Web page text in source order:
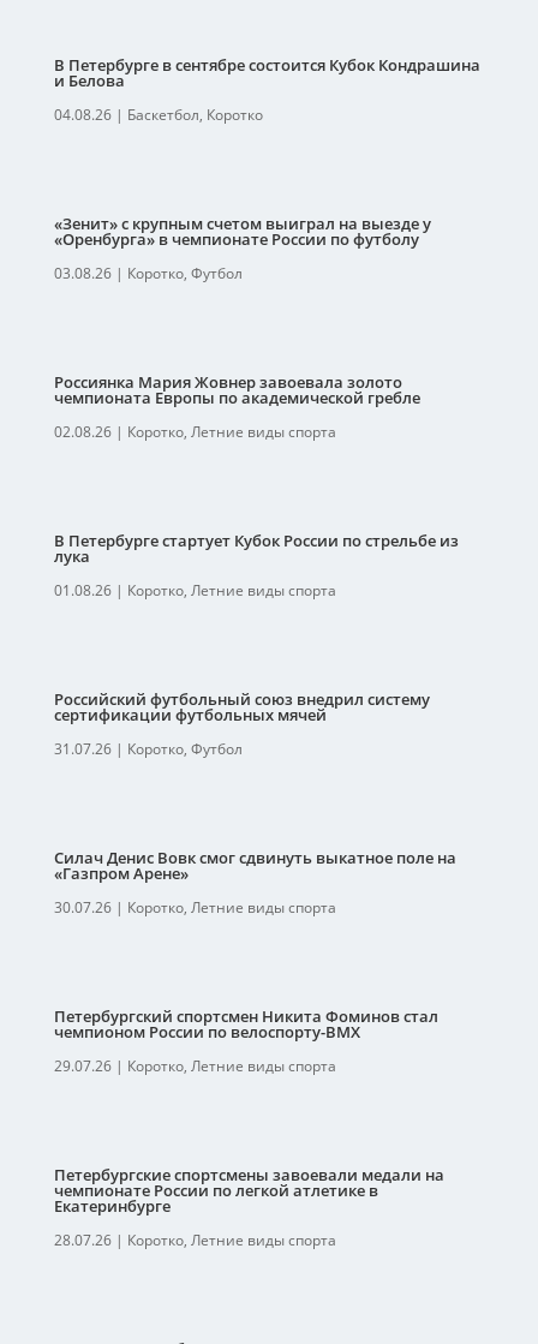
В Петербурге в сентябре состоится Кубок Кондрашина
и Белова
04.08.26| Баскетбол, Коротко
«Зенит» с крупным счетом выиграл на выезде у
«Оренбурга» в чемпионате России по футболу
03.08.26| Коротко, Футбол
Россиянка Мария Жовнер завоевала золото
чемпионата Европы по академической гребле
02.08.26| Коротко, Летние виды спорта
В Петербурге стартует Кубок России по стрельбе из
лука
01.08.26| Коротко, Летние виды спорта
Российский футбольный союз внедрил систему
сертификации футбольных мячей
31.07.26| Коротко, Футбол
Силач Денис Вовк смог сдвинуть выкатное поле на
«Газпром Арене»
30.07.26| Коротко, Летние виды спорта
Петербургский спортсмен Никита Фоминов стал
чемпионом России по велоспорту-ВМХ
29.07.26| Коротко, Летние виды спорта
Петербургские спортсмены завоевали медали на
чемпионате России по легкой атлетике в
Екатеринбурге
28.07.26| Коротко, Летние виды спорта